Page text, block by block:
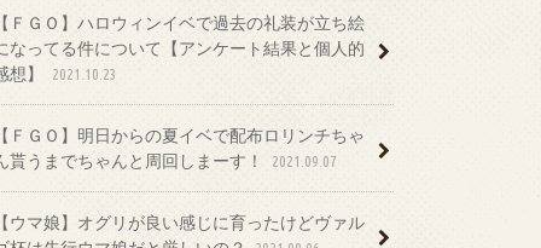
ＦＧＯ】ハロウィンイベで過去の礼装が立ち絵
なってる件について【アンケート結果と個人的
想】
2021.10.23
ＦＧＯ】明日からの夏イベで配布ロリンチちゃ
貰うまでちゃんと周回しまーす！
2021.09.07
ウマ娘】オグリが良い感じに育ったけどヴァル